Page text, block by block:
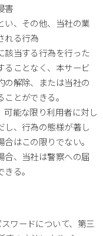
害
い、その他、当社の業
れる行為
該当する行為を行った
ることなく、本サービ
の解除、または当社の
とができる。
可能な限り利用者に対し
し、行為の態様が著し
はこの限りでない。
合、当社は警察への届
る。
ワードについて、第三